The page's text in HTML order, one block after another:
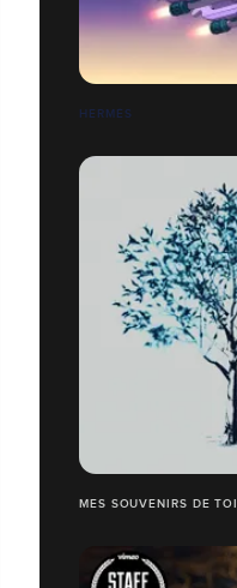
HERMÈS
MES SOUVENIRS DE TOI